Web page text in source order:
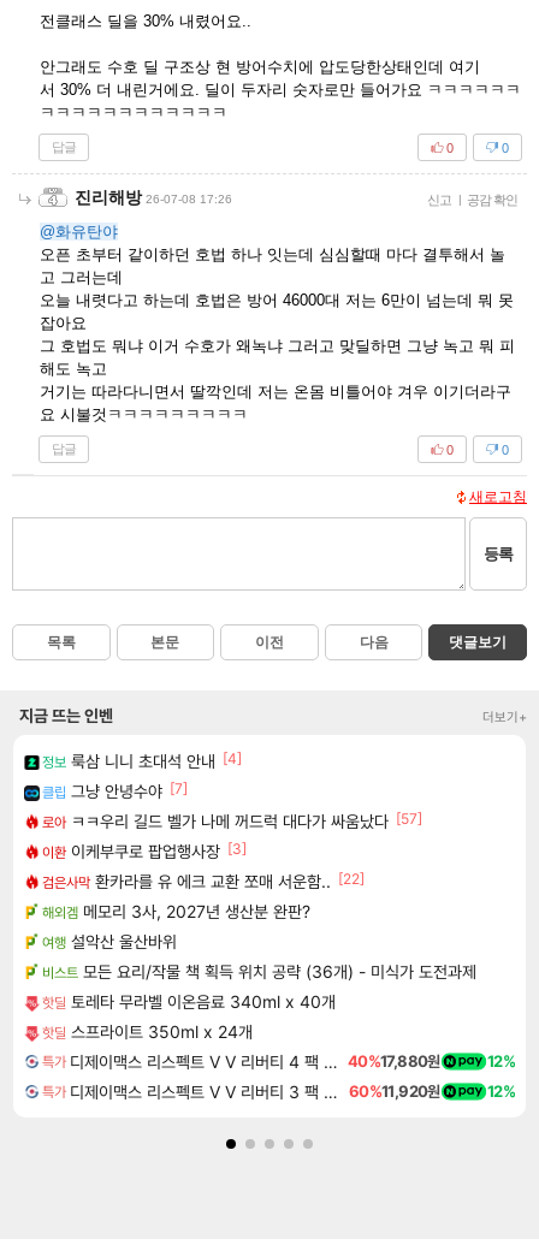
전클래스 딜을 30% 내렸어요..
안그래도 수호 딜 구조상 현 방어수치에 압도당한상태인데 여기
서 30% 더 내린거에요. 딜이 두자리 숫자로만 들어가요 ㅋㅋㅋㅋㅋㅋ
ㅋㅋㅋㅋㅋㅋㅋㅋㅋㅋㅋㅋ
답글 0
0
진리해방 26-07-08 17:26 신고 | 공감 확인
@화유탄야
오픈 초부터 같이하던 호법 하나 잇는데 심심할때 마다 결투해서 놀
고 그러는데
오늘 내렷다고 하는데 호법은 방어 46000대 저는 6만이 넘는데 뭐 못
잡아요
그 호법도 뭐냐 이거 수호가 왜녹냐 그러고 맞딜하면 그냥 녹고 뭐 피
해도 녹고
거기는 따라다니면서 딸깍인데 저는 온몸 비틀어야 겨우 이기더라구
요 시불것ㅋㅋㅋㅋㅋㅋㅋㅋㅋ
답글 0
0
새로고침
등록
목록 본문 이전 다음 댓글보기
지금 뜨는 인벤 더보기+
정보 룩삼 니니 초대석 안내 [4]
클립 그냥 안녕수야 [7]
로아 ㅋㅋ우리 길드 벨가 나메 꺼드럭 대다가 싸움났다 [57]
이환 이케부쿠로 팝업행사장 [3]
검은사막 환카라를 유 에크 교환 쪼매 서운함.. [22]
해외겜 메모리 3사, 2027년 생산분 완판?
여행 설악산 울산바위
비스트 모든 요리/작물 책 획득 위치 공략 (36개) - 미식가 도전과제
핫딜 토레타 무라벨 이온음료 340ml x 40개
핫딜 스프라이트 350ml x 24개
특가 디제이맥스 리스펙트 V V 리버티 4 팩 DJMAX RESPECT V V Liberty 4 Pack DLC 40%17,880원 12%
특가 디제이맥스 리스펙트 V V 리버티 3 팩 DJMAX RESPECT V V Liberty 3 Pack DLC 60%11,920원 12%